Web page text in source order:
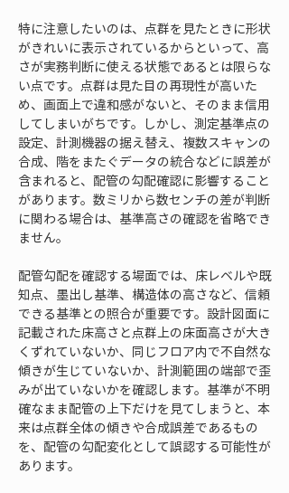
特に注意したいのは、点群を見たときに形状
がきれいに表示されているからといって、高
さが実務判断に使える状態であるとは限らな
い点です。点群は見た目の再現性が高いた
め、画面上で違和感がないと、そのまま信用
してしまいがちです。しかし、測定基準点の
設定、計測機器の据え替え、複数スキャンの
合成、階をまたぐデータの統合などに誤差が
含まれると、配管の勾配確認に影響すること
があります。数ミリから数センチの差が判断
に関わる場合は、基準高さの確認を省略でき
ません。
配管勾配を確認する場面では、床レベルや既
知点、墨出し基準、構造体の高さなど、信頼
できる基準との照合が重要です。設計図面に
記載された床高さと点群上の床面高さが大き
くずれていないか、同じフロア内で不自然な
傾きが生じていないか、計測範囲の端部で歪
みが出ていないかを確認します。基準が不明
確なまま配管の上下だけを見てしまうと、本
来は点群全体の傾きや合成誤差であるもの
を、配管の勾配変化として誤認する可能性が
あります。